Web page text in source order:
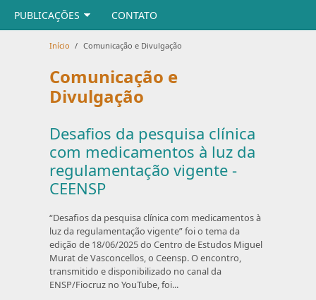
PUBLICAÇÕES CONTATO
Início / Comunicação e Divulgação
Comunicação e
Divulgação
Desafios da pesquisa clínica
com medicamentos à luz da
regulamentação vigente -
CEENSP
“Desafios da pesquisa clínica com medicamentos à
luz da regulamentação vigente” foi o tema da
edição de 18/06/2025 do Centro de Estudos Miguel
Murat de Vasconcellos, o Ceensp. O encontro,
transmitido e disponibilizado no canal da
ENSP/Fiocruz no YouTube, foi...